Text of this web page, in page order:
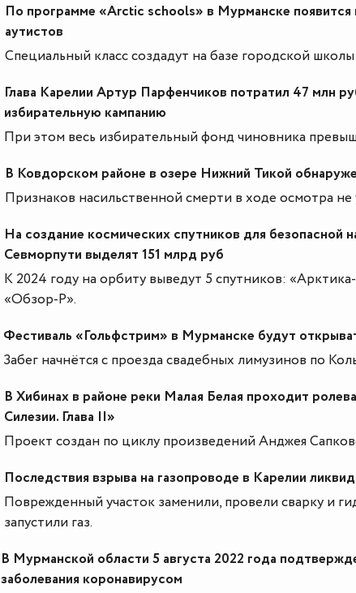
По программе «Arctic schools» в Мурманске появится
аутистов
Специальный класс создадут на базе городской
Глава Карелии Артур Парфенчиков потратил 47 млн
избирательную кампанию
При этом весь избирательный фонд чиновника
В Ковдорском районе в озере Нижний Тикой
Признаков насильственной смерти в ходе осмотра не
На создание космических спутников для безопасной
Севморпути выделят 151 млрд руб
К 2024 году на орбиту выведут 5 спутников:
«Обзор-Р».
Фестиваль «Гольфстрим» в Мурманске будут
Забег начнётся с проезда свадебных лимузинов по
В Хибинах в районе реки Малая Белая проходит
Силезии. Глава II»
Проект создан по циклу произведений Анджея
Последствия взрыва на газопроводе в Карелии
Поврежденный участок заменили, провели сварку и
запустили газ.
В Мурманской области 5 августа 2022 года
заболевания коронавирусом